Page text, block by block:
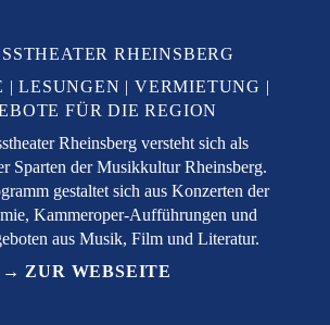
RHEINSBERG
LESUNGEN
VERMIETUNG
FÜR DIE REGION
Rheinsberg versteht sich als
Sparten der Musikkultur Rheinsberg.
gestaltet sich aus Konzerten der
Kammeroper-Aufführungen und
aus Musik, Film und Literatur.
→ ZUR WEBSEITE